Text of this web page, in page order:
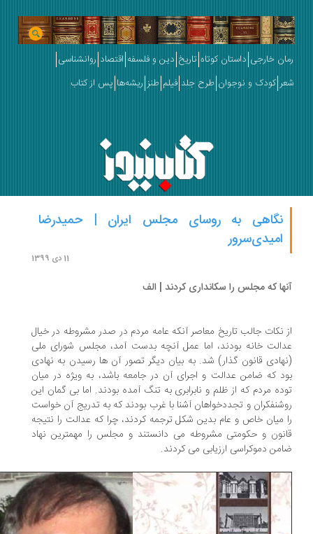
خارجی داستان کوتاه تاریخ دین و فلسفه اقتصاد روانشناسی
کودک و نوجوان طرح جلد فیلم طنز ریشه‌ها پس از کتاب
نگاهی به روسای مجلس ایران | حمیدرضا
امیدی‌سرور
که مجلس را سکانداری کردند | الف
نکات جالب تاریخ معاصر آنکه عامه مردم در صدر مشروطه در خیال
خانه بودند، اما عمل آنچه بدست آمد، مجلس شورای ملی
قانون گذار) شد. به بیان دیگر تصور آن ها رسیدن به نهادی
که ضامن عدالت و اجرای آن در جامعه باشد، به ویژه در میان
مردم که از ظلم و نابرابری به تنگ آمده بودند. اما بی گمان این
و تجددخواهان آشنا با غرب بودند که به تدریج آن خواست
میان خاص و عام بدین شکل ترجمه کردند، چرا که عدالت را نتیجه
و حکومتی مشروطه می دانستند و مجلس را مهمترین نهاد
دموکراسی ارزیابی می کردند.